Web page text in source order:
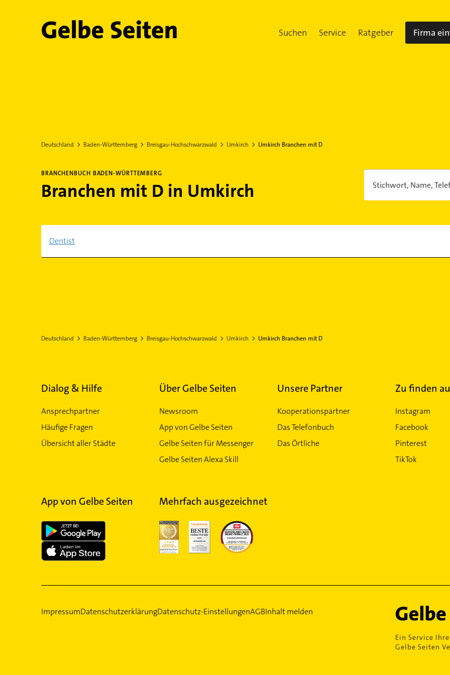
Gelbe Seiten Suchen Service Ratgeber Firma
Deutschland Baden-Württemberg Breisgau-Hochschwarzwald Umkirch Umkirch Branchen mit D
BRANCHENBUCH BADEN-WÜRTTEMBERG
Branchen mit D in Umkirch Stichwort, Name,
Dentist
Deutschland Baden-Württemberg Breisgau-Hochschwarzwald Umkirch Umkirch Branchen mit D
Dialog & Hilfe
Ansprechpartner
Häufige Fragen
Übersicht aller Städte
Über Gelbe Seiten
Newsroom
App von Gelbe Seiten
Gelbe Seiten für Messenger
Gelbe Seiten Alexa Skill
Unsere Partner
Kooperationspartner
Das Telefonbuch
Das Örtliche
Zu finden
Instagram
Facebook
Pinterest
TikTok
App von Gelbe Seiten Mehrfach ausgezeichnet
ImpressumDatenschutzerklärungDatenschutz-EinstellungenAGBInhalt melden
Ein Service
Gelbe Seiten